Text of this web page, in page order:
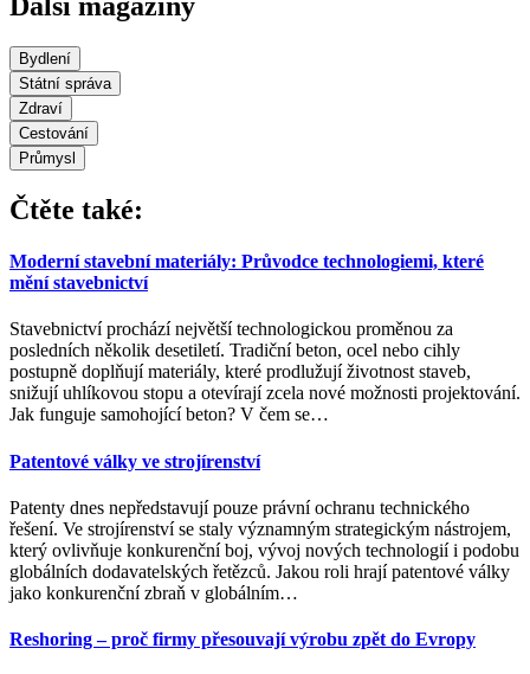
Bydlení
Státní správa
Zdraví
Cestování
Průmysl
Čtěte také:
Moderní stavební materiály: Průvodce technologiemi, které
mění stavebnictví
Stavebnictví prochází největší technologickou proměnou za
posledních několik desetiletí. Tradiční beton, ocel nebo cihly
postupně doplňují materiály, které prodlužují životnost staveb,
snižují uhlíkovou stopu a otevírají zcela nové možnosti projektování.
Jak funguje samohojící beton? V čem se…
Patentové války ve strojírenství
Patenty dnes nepředstavují pouze právní ochranu technického
řešení. Ve strojírenství se staly významným strategickým nástrojem,
který ovlivňuje konkurenční boj, vývoj nových technologií i podobu
globálních dodavatelských řetězců. Jakou roli hrají patentové války
jako konkurenční zbraň v globálním…
Reshoring – proč firmy přesouvají výrobu zpět do Evropy